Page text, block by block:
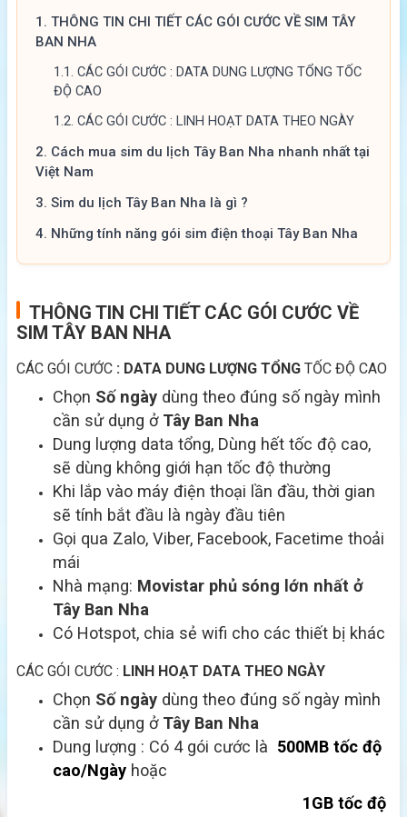
1. THÔNG TIN CHI TIẾT CÁC GÓI CƯỚC VỀ SIM TÂY
BAN NHA
1.1. CÁC GÓI CƯỚC : DATA DUNG LƯỢNG TỔNG TỐC
ĐỘ CAO
1.2. CÁC GÓI CƯỚC : LINH HOẠT DATA THEO NGÀY
2. Cách mua sim du lịch Tây Ban Nha nhanh nhất tại
Việt Nam
3. Sim du lịch Tây Ban Nha là gì ?
4. Những tính năng gói sim điện thoại Tây Ban Nha
THÔNG TIN CHI TIẾT CÁC GÓI CƯỚC VỀ
SIM TÂY BAN NHA
CÁC GÓI CƯỚC : DATA DUNG LƯỢNG TỔNG TỐC ĐỘ CAO
Chọn Số ngày dùng theo đúng số ngày mình
cần sử dụng ởTây Ban Nha
Dung lượng data tổng, Dùng hết tốc độ cao,
sẽ dùng không giới hạn tốc độ thường
Khi lắp vào máy điện thoại lần đầu, thời gian
sẽ tính bắt đầu là ngày đầu tiên
Gọi qua Zalo, Viber, Facebook, Facetime thoải
mái
Nhà mạng: Movistar phủ sóng lớn nhất ở
Tây Ban Nha
Có Hotspot, chia sẻ wifi cho các thiết bị khác
CÁC GÓI CƯỚC : LINH HOẠT DATA THEO NGÀY
Chọn Số ngày dùng theo đúng số ngày mình
cần sử dụng ở Tây Ban Nha
Dung lượng : Có 4 gói cước là 500MB tốc độ
cao/Ngày hoặc
1GB tốc độ